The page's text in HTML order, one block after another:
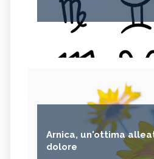
Arnica, un'ottima
dolore